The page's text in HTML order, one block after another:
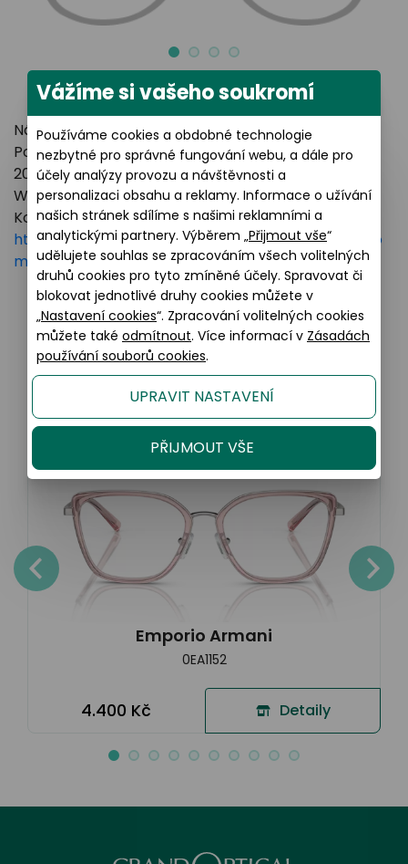
Název výrobce: LUXOTTICA GROUP
Poštovní adresa: Piazzale Luigi Cadorna 3 Milano,
20123 Italy
Webové stránky:https://www.essilorluxottica.com
Kontakt:
https://www.essilorluxottica.com/en/brands/custo
mer-care
Podobné produkty
Emporio Armani
0EA1152
4.400 Kč Detaily
Vážíme si vašeho soukromí
Používáme cookies a obdobné technologie
nezbytné pro správné fungování webu, a dále pro
účely analýzy provozu a návštěvnosti a
personalizaci obsahu a reklamy. Informace o užívání
našich stránek sdílíme s našimi reklamními a
analytickými partnery. Výběrem „Přijmout vše“
udělujete souhlas se zpracováním všech volitelných
druhů cookies pro tyto zmíněné účely. Spravovat či
blokovat jednotlivé druhy cookies můžete v
„Nastavení cookies“. Zpracování volitelných cookies
můžete také odmítnout. Více informací v Zásadách
používání souborů cookies.
UPRAVIT NASTAVENÍ
PŘIJMOUT VŠE